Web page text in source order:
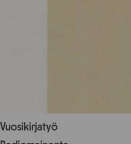
Vuosikirjatyö